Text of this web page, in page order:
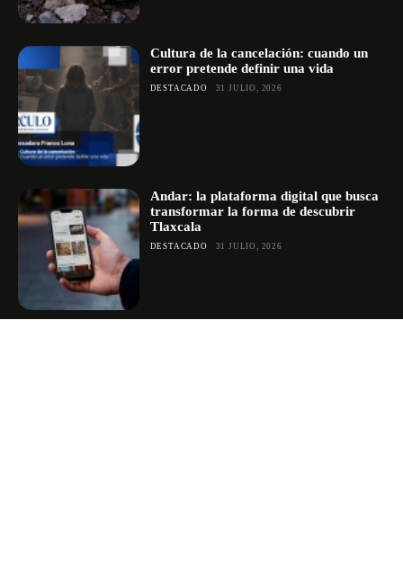
Cultura de la cancelación: cuando un
error pretende definir una vida
DESTACADO 31 JULIO, 2026
Andar: la plataforma digital que busca
transformar la forma de descubrir
Tlaxcala
DESTACADO 31 JULIO, 2026